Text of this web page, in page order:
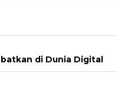
di Dunia Digital